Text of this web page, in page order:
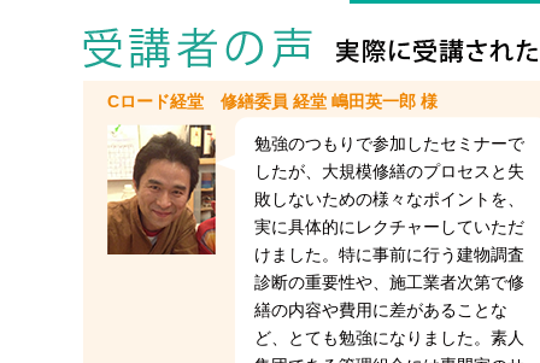
Cロード経堂 修繕委員 経堂 嶋田英一郎 様
勉強のつもりで参加したセミナーで
したが、大規模修繕のプロセスと失
敗しないための様々なポイントを、
実に具体的にレクチャーしていただ
けました。特に事前に行う建物調査
診断の重要性や、施工業者次第で修
繕の内容や費用に差があることな
ど、とても勉強になりました。素人